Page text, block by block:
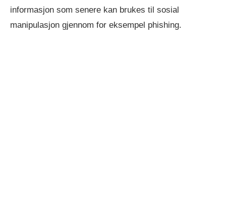
informasjon som senere kan brukes til sosial
manipulasjon gjennom for eksempel phishing.